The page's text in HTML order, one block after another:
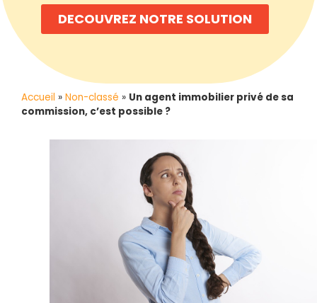
DECOUVREZ NOTRE SOLUTION
Accueil » Non-classé » Un agent immobilier privé de sa
commission, c’est possible ?